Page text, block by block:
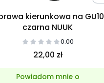
kierunkowa na GU10
czarna NUUK
0.00
22,00 zł
Powiadom mnie o